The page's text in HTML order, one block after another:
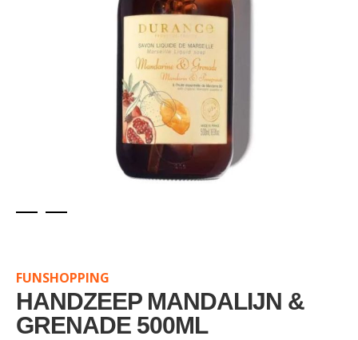
beginning
of
the
images
FUNSHOPPING
HANDZEEP MANDALIJN &
GRENADE 500ML